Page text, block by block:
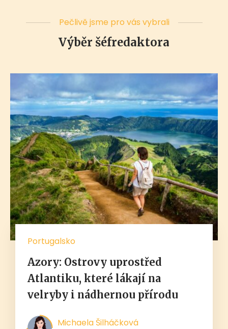
Pečlivě jsme pro vás vybrali
Výběr šéfredaktora
Portugalsko
Azory: Ostrovy uprostřed
Atlantiku, které lákají na
velryby i nádhernou přírodu
Michaela Šilháčková